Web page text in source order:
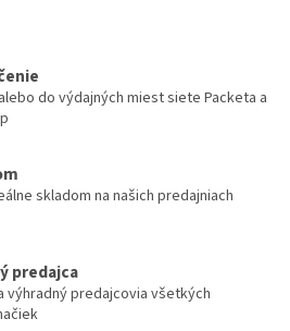
do výdajných miest siete Packeta a
skladom na našich predajniach
predajca
výhradný predajcovia všetkých